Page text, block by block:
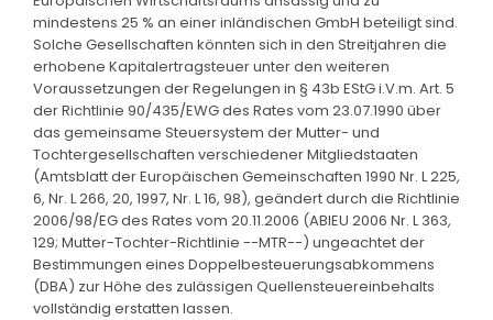
mindestens 25 % an einer inländischen GmbH beteiligt sind.
Solche Gesellschaften könnten sich in den Streitjahren die
erhobene Kapitalertragsteuer unter den weiteren
Voraussetzungen der Regelungen in § 43b EStG i.V.m. Art. 5
der Richtlinie 90/435/EWG des Rates vom 23.07.1990 über
das gemeinsame Steuersystem der Mutter- und
Tochtergesellschaften verschiedener Mitgliedstaaten
(Amtsblatt der Europäischen Gemeinschaften 1990 Nr. L 225,
6, Nr. L 266, 20, 1997, Nr. L 16, 98), geändert durch die Richtlinie
2006/98/EG des Rates vom 20.11.2006 (ABlEU 2006 Nr. L 363,
129; Mutter-Tochter-Richtlinie --MTR--) ungeachtet der
Bestimmungen eines Doppelbesteuerungsabkommens
(DBA) zur Höhe des zulässigen Quellensteuereinbehalts
vollständig erstatten lassen.